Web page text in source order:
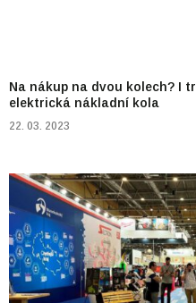
Na nákup na dvou kolech? I
elektrická nákladní kola
22. 03. 2023